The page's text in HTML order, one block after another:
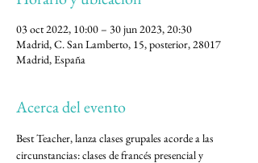
03 oct 2022, 10:00 – 30 jun 2023, 20:30
Madrid, C. San Lamberto, 15, posterior, 28017
Madrid, España
Acerca del evento
Best Teacher, lanza clases grupales acorde a las
circunstancias: clases de francés presencial y